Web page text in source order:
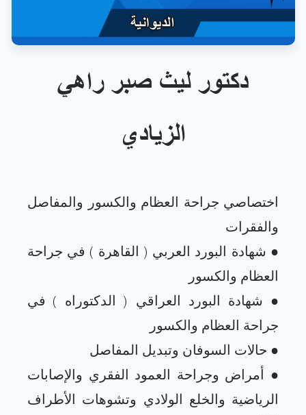
دكتور ليث صبر راهي
الزيادي
اختصاصي جراحة العظام والكسور والمفاصل
● شهادة البورد العربي ( القاهرة ) في جراحة
● شهادة البورد العراقي ( الدكتوراه ) في
● أمراض وجراحة العمود الفقري والإصابات
الرياضية والخلع الولادي وتشوهات الأطراف